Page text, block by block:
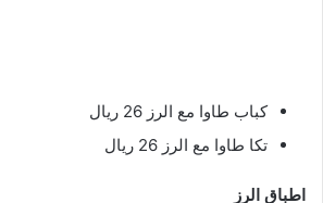
كباب طاوا مع الرز 26 ريال
تكا طاوا مع الرز 26 ريال
اطباق الرز